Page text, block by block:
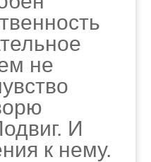
не
И
к нему.